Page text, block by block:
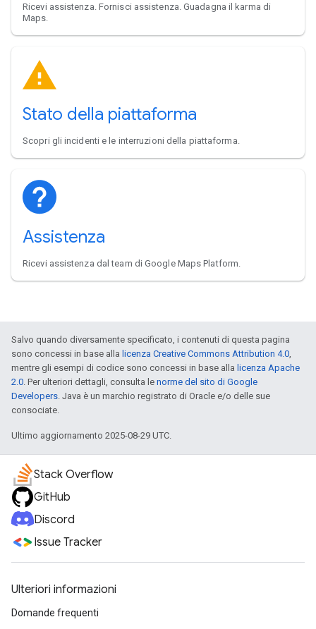
Ricevi assistenza. Fornisci assistenza. Guadagna il karma di
Maps.
Stato della piattaforma
Scopri gli incidenti e le interruzioni della piattaforma.
Assistenza
Ricevi assistenza dal team di Google Maps Platform.
Salvo quando diversamente specificato, i contenuti di questa pagina
sono concessi in base alla licenza Creative Commons Attribution 4.0
mentre gli esempi di codice sono concessi in base alla licenza Apache
2.0 . Per ulteriori dettagli, consulta le norme del sito di Google
Developers . Java è un marchio registrato di Oracle e/o delle sue
consociate.
Ultimo aggiornamento 2025-08-29 UTC.
Stack Overflow
GitHub
Discord
Issue Tracker
Ulteriori informazioni
Domande frequenti